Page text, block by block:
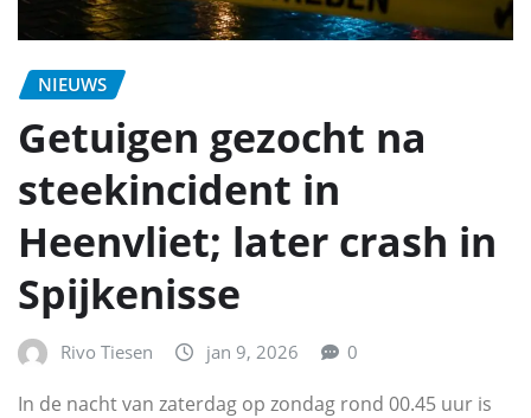
NIEUWS
Getuigen gezocht na
steekincident in
Heenvliet; later crash in
Spijkenisse
Rivo Tiesen jan 9, 2026 0
In de nacht van zaterdag op zondag rond 00.45 uur is